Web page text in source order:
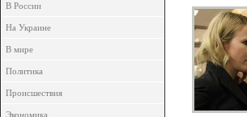
В России
На Украине
В мире
Политика
Происшествия
Экономика